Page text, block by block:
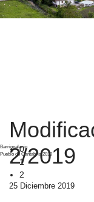
Barriopalacio
Pueblo de Cantabria 2019
0
1
2
2/2019
25 Diciembre 2019